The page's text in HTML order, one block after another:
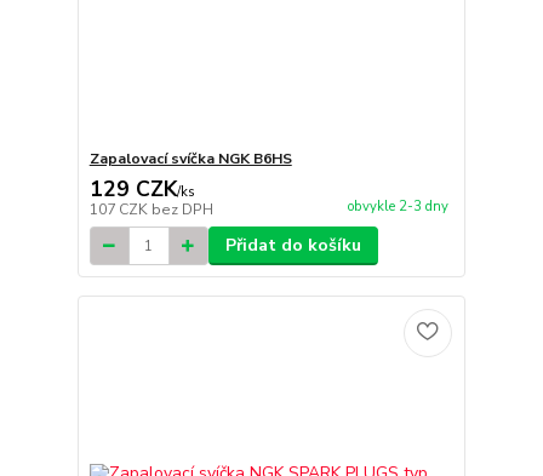
Zapalovací svíčka NGK B6HS
129 CZK/ks
107 CZK bez DPH obvykle 2-3 dny
Přidat do košíku